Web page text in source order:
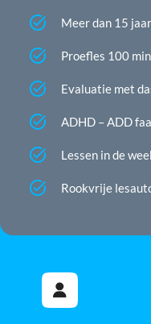
Meer dan 15
Proefles 100
Evaluatie met
ADHD – ADD
Lessen in de
Rookvrije